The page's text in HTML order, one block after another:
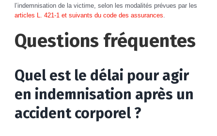
l’indemnisation de la victime, selon les modalités prévues par les
articles L. 421-1 et suivants du code des assurances
Questions fréquentes
Quel est le délai pour agir
en indemnisation après un
accident corporel ?